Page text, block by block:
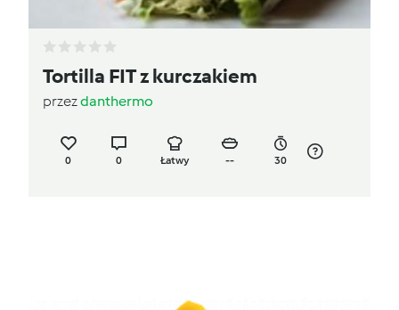
Tortilla FIT z kurczakiem
przezdanthermo
0 0 Łatwy -- 30